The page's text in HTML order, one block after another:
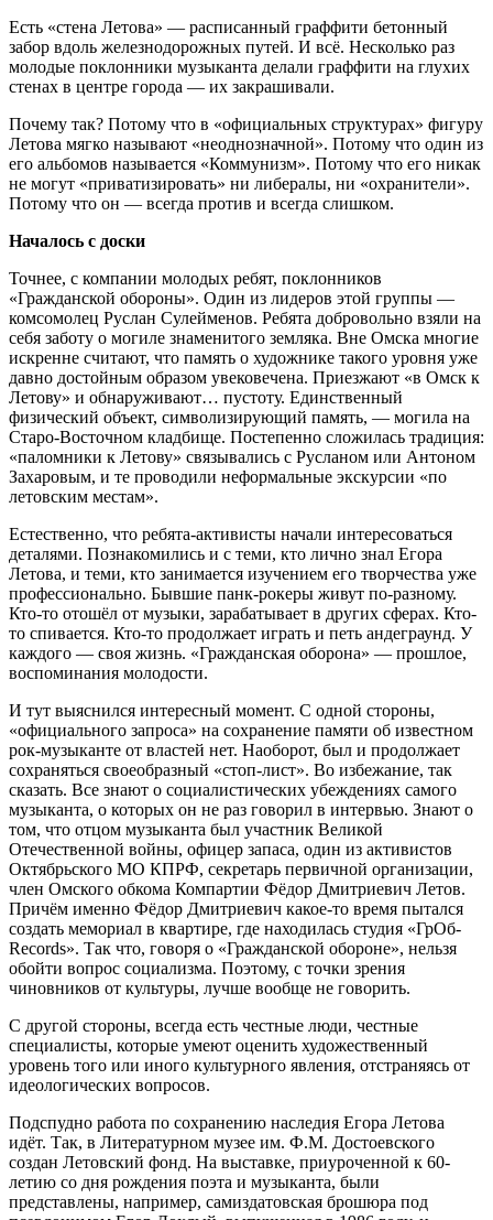
Есть «стена Летова» — расписанный граффити бетонный
забор вдоль железнодорожных путей. И всё. Несколько раз
молодые поклонники музыканта делали граффити на глухих
стенах в центре города — их закрашивали.
Почему так? Потому что в «официальных структурах» фигуру
Летова мягко называют «неоднозначной». Потому что один из
его альбомов называется «Коммунизм». Потому что его никак
не могут «приватизировать» ни либералы, ни «охранители».
Потому что он — всегда против и всегда слишком.
Началось с доски
Точнее, с компании молодых ребят, поклонников
«Гражданской обороны». Один из лидеров этой группы —
комсомолец Руслан Сулейменов. Ребята добровольно взяли на
себя заботу о могиле знаменитого земляка. Вне Омска многие
искренне считают, что память о художнике такого уровня уже
давно достойным образом увековечена. Приезжают «в Омск к
Летову» и обнаруживают… пустоту. Единственный
физический объект, символизирующий память, — могила на
Старо-Восточном кладбище. Постепенно сложилась традиция:
«паломники к Летову» связывались с Русланом или Антоном
Захаровым, и те проводили неформальные экскурсии «по
летовским местам».
Естественно, что ребята-активисты начали интересоваться
деталями. Познакомились и с теми, кто лично знал Егора
Летова, и теми, кто занимается изучением его творчества уже
профессионально. Бывшие панк-рокеры живут по-разному.
Кто-то отошёл от музыки, зарабатывает в других сферах. Кто-
то спивается. Кто-то продолжает играть и петь андеграунд. У
каждого — своя жизнь. «Гражданская оборона» — прошлое,
воспоминания молодости.
И тут выяснился интересный момент. С одной стороны,
«официального запроса» на сохранение памяти об известном
рок-музыканте от властей нет. Наоборот, был и продолжает
сохраняться своеобразный «стоп-лист». Во избежание, так
сказать. Все знают о социалистических убеждениях самого
музыканта, о которых он не раз говорил в интервью. Знают о
том, что отцом музыканта был участник Великой
Отечественной войны, офицер запаса, один из активистов
Октябрьского МО КПРФ, секретарь первичной организации,
член Омского обкома Компартии Фёдор Дмитриевич Летов.
Причём именно Фёдор Дмитриевич какое-то время пытался
создать мемориал в квартире, где находилась студия «ГрОб-
Records». Так что, говоря о «Гражданской обороне», нельзя
обойти вопрос социализма. Поэтому, с точки зрения
чиновников от культуры, лучше вообще не говорить.
С другой стороны, всегда есть честные люди, честные
специалисты, которые умеют оценить художественный
уровень того или иного культурного явления, отстраняясь от
идеологических вопросов.
Подспудно работа по сохранению наследия Егора Летова
идёт. Так, в Литературном музее им. Ф.М. Достоевского
создан Летовский фонд. На выставке, приуроченной к 60-
летию со дня рождения поэта и музыканта, были
представлены, например, самиздатовская брошюра под